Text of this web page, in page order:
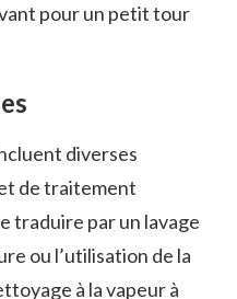
pour un petit tour
diverses
de traitement
traduire par un lavage
ou l’utilisation de la
à la vapeur à